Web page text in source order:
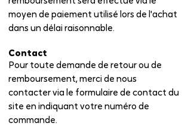
moyen de paiement utilisé lors de l'achat
dans un délai raisonnable.
Contact
Pour toute demande de retour ou de
remboursement, merci de nous
contacter via le formulaire de contact du
site en indiquant votre numéro de
commande.